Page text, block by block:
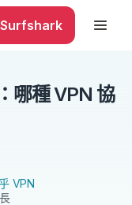
哪種 VPN 協
VPN